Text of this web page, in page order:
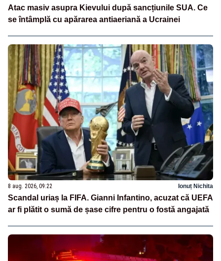
Atac masiv asupra Kievului după sancțiunile SUA. Ce
se întâmplă cu apărarea antiaeriană a Ucrainei
8 aug. 2026, 09:22 Ionuț Nichita
Scandal uriaș la FIFA. Gianni Infantino, acuzat că UEFA
ar fi plătit o sumă de șase cifre pentru o fostă angajată